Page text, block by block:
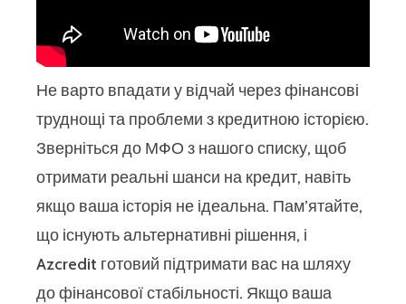
Не варто впадати у відчай через фінансові
труднощі та проблеми з кредитною історією.
Зверніться до МФО з нашого списку, щоб
отримати реальні шанси на кредит, навіть
якщо ваша історія не ідеальна. Пам’ятайте,
що існують альтернативні рішення, і
Azcredit готовий підтримати вас на шляху
до фінансової стабільності. Якщо ваша